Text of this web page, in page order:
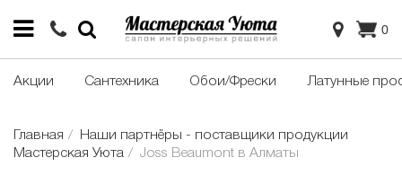
0
Акции Сантехника Обои/Фрески Латунные
Главная
Наши партнёры - поставщики продукции
Мастерская Уюта
Joss Beaumont в Алматы